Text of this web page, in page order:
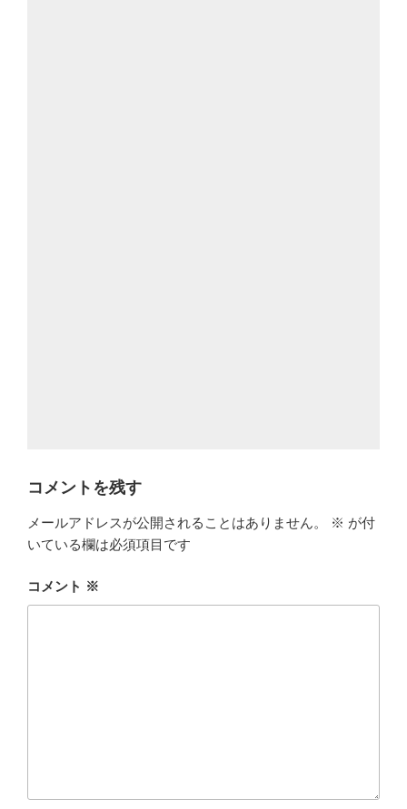
コメントを残す
メールアドレスが公開されることはありません。 ※ が付
いている欄は必須項目です
コメント ※